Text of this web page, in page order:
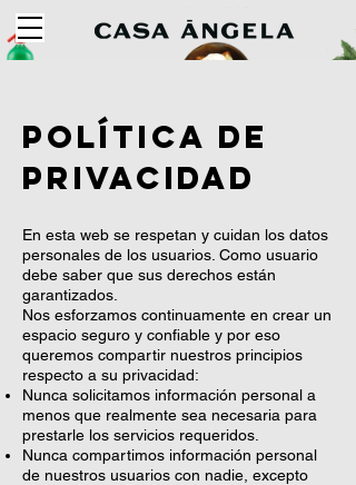
Política de
privacidad
En esta web se respetan y cuidan los datos
personales de los usuarios. Como usuario
debe saber que sus derechos están
garantizados.
Nos esforzamos continuamente en crear un
espacio seguro y confiable y por eso
queremos compartir nuestros principios
respecto a su privacidad:
Nunca solicitamos información personal a
menos que realmente sea necesaria para
prestarle los servicios requeridos.
Nunca compartimos información personal
de nuestros usuarios con nadie, excepto